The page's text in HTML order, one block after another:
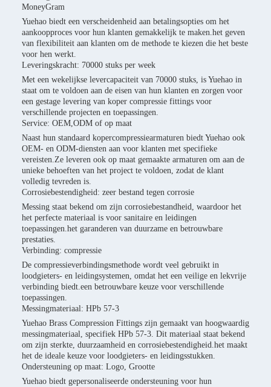
MoneyGram
Yuehao biedt een verscheidenheid aan betalingsopties om het
aankoopproces voor hun klanten gemakkelijk te maken.het geven
van flexibiliteit aan klanten om de methode te kiezen die het beste
voor hen werkt.
Leveringskracht: 70000 stuks per week
Met een wekelijkse levercapaciteit van 70000 stuks, is Yuehao in
staat om te voldoen aan de eisen van hun klanten en zorgen voor
een gestage levering van koper compressie fittings voor
verschillende projecten en toepassingen.
Service: OEM,ODM of op maat
Naast hun standaard kopercompressiearmaturen biedt Yuehao ook
OEM- en ODM-diensten aan voor klanten met specifieke
vereisten.Ze leveren ook op maat gemaakte armaturen om aan de
unieke behoeften van het project te voldoen, zodat de klant
volledig tevreden is.
Corrosiebestendigheid: zeer bestand tegen corrosie
Messing staat bekend om zijn corrosiebestandheid, waardoor het
het perfecte materiaal is voor sanitaire en leidingen
toepassingen.het garanderen van duurzame en betrouwbare
prestaties.
Verbinding: compressie
De compressieverbindingsmethode wordt veel gebruikt in
loodgieters- en leidingsystemen, omdat het een veilige en lekvrije
verbinding biedt.een betrouwbare keuze voor verschillende
toepassingen.
Messingmateriaal: HPb 57-3
Yuehao Brass Compression Fittings zijn gemaakt van hoogwaardig
messingmateriaal, specifiek HPb 57-3. Dit materiaal staat bekend
om zijn sterkte, duurzaamheid en corrosiebestendigheid.het maakt
het de ideale keuze voor loodgieters- en leidingsstukken.
Ondersteuning op maat: Logo, Grootte
Yuehao biedt gepersonaliseerde ondersteuning voor hun